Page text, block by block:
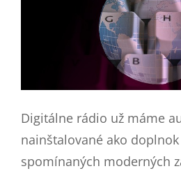
Digitálne rádio už máme
nainštalované ako
spomínaných moderných